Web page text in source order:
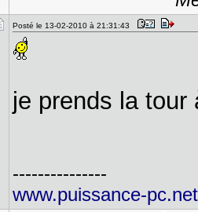
Posté le 13-02-2010 à 21:31:43
je prends la
---------------
www.puissance-